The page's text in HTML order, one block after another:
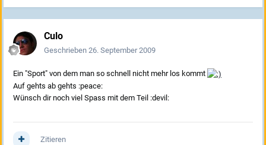
Culo
Geschrieben 26. September 2009
Ein "Sport" von dem man so schnell nicht mehr los kommt
Auf gehts ab gehts :peace:
Wünsch dir noch viel Spass mit dem Teil :devil:
Zitieren